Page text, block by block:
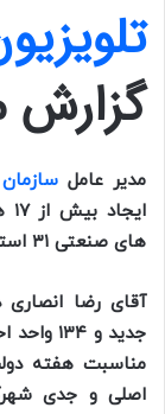
مدیر عامل
های صنعتی ۳۱ استان کشور خبر داد.
جدید و
مناسبت هفته
اصلی و جدی